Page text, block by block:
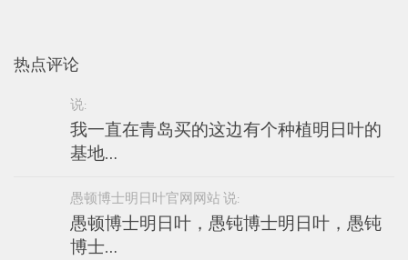
热点评论
说:
我一直在青岛买的这边有个种植明日叶的
基地…
愚顿博士明日叶官网网站 说:
愚顿博士明日叶，愚钝博士明日叶，愚钝
博士…